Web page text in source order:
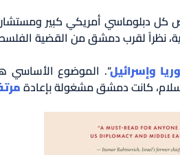
كل دبلوماسي أمريكي كبير
لقرب دمشق من القضية
وإسرائيل“. الموضوع الأساسي
كانت دمشق مشغولة بإعادة